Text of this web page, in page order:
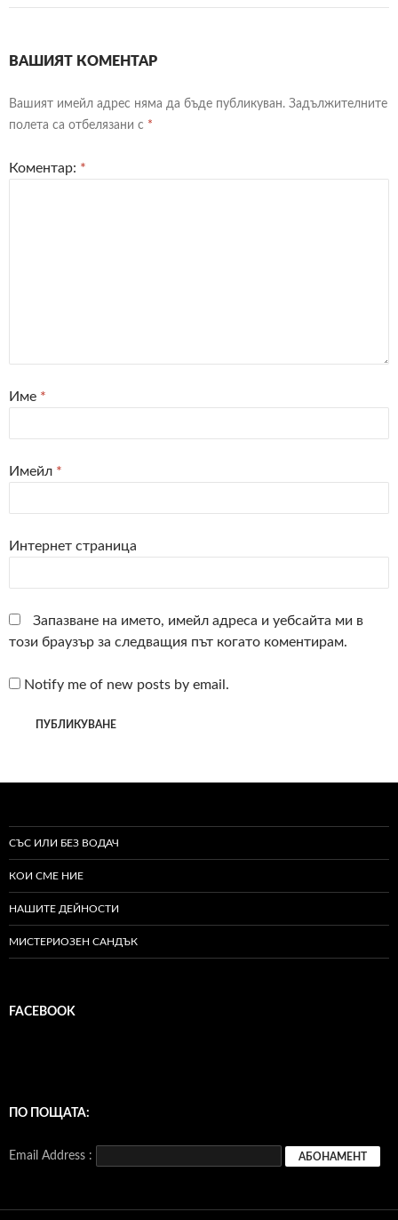
ВАШИЯТ КОМЕНТАР
Вашият имейл адрес няма да бъде публикуван. Задължителните
полета са отбелязани с *
Коментар: *
Име *
Имейл *
Интернет страница
Запазване на името, имейл адреса и уебсайта ми в
този браузър за следващия път когато коментирам.
Notify me of new posts by email.
СЪС ИЛИ БЕЗ ВОДАЧ
КОИ СМЕ НИЕ
НАШИТЕ ДЕЙНОСТИ
МИСТЕРИОЗЕН САНДЪК
FACEBOOK
ПО ПОЩАТА:
Email Address :